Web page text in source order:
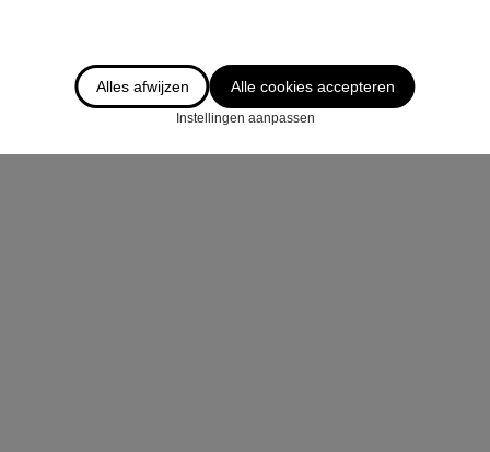
Alles afwijzen Alle cookies accepteren
Instellingen aanpassen